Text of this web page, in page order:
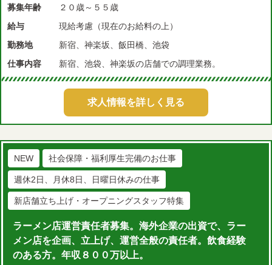
募集年齢
２０歳～５５歳
給与
現給考慮（現在のお給料の上）
勤務地
新宿、神楽坂、飯田橋、池袋
仕事内容
新宿、池袋、神楽坂の店舗での調理業務。
求人情報を詳しく見る
NEW 社会保障・福利厚生完備のお仕事
週休2日、月休8日、日曜日休みの仕事
新店舗立ち上げ・オープニングスタッフ特集
ラーメン店運営責任者募集。海外企業の出資で、ラー
メン店を企画、立上げ、運営全般の責任者。飲食経験
のある方。年収８００万以上。